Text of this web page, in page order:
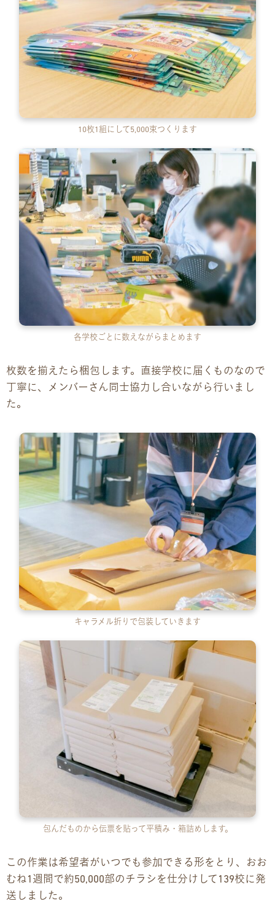
10枚1組にして5,000束つくります
各学校ごとに数えながらまとめます
枚数を揃えたら梱包します。直接学校に届くものなので
丁寧に、メンバーさん同士協力し合いながら行いまし
た。
キャラメル折りで包装していきます
包んだものから伝票を貼って平積み・箱詰めします。
この作業は希望者がいつでも参加できる形をとり、おお
むね1週間で約50,000部のチラシを仕分けして139校に発
送しました。